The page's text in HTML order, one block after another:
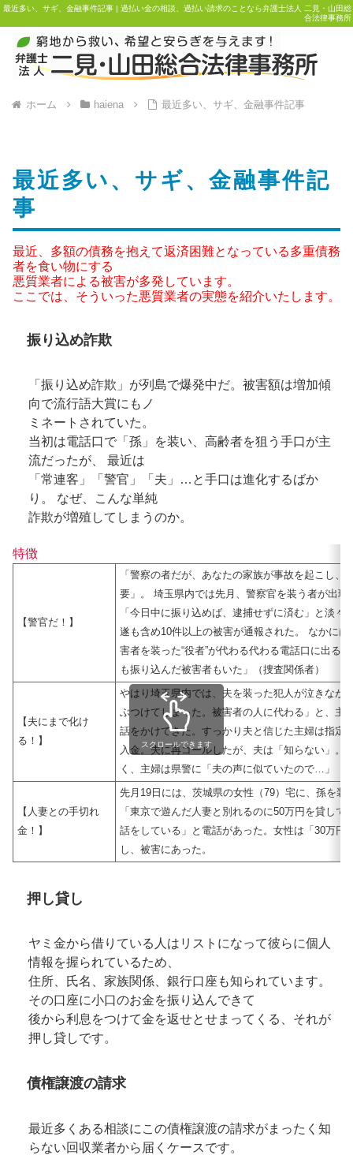
最近多い、サギ、金融事件記事 | 過払い金の相談、過払い請求のことなら弁護士法人 二見・山田総
合法律事務所
ホーム haiena 最近多い、サギ、金融事件記事
最近多い、サギ、金融事件記
事
最近、多額の債務を抱えて返済困難となっている多重債務
者を食い物にする
悪質業者による被害が多発しています。
ここでは、そういった悪質業者の実態を紹介いたします。
振り込め詐欺
「振り込め詐欺」が列島で爆発中だ。被害額は増加傾
向で流行語大賞にもノ
ミネートされていた。
当初は電話口で「孫」を装い、高齢者を狙う手口が主
流だったが、 最近は
「常連客」「警官」「夫」…と手口は進化するばか
り。 なぜ、こんな単純
詐欺が増殖してしまうのか。
特徴
【警官だ！】
「警察の者だが、あなたの家族が事故を起こし、
要」。 埼玉県内では先月、警察官を装う者が出現
「今日中に振り込めば、逮捕せずに済む」と淡々
遂も含め10件以上の被害が通報された。 なかには
害者を装った“役者”が代わる代わる電話口に出る
も振り込んだ被害者もいた」（捜査関係者）
【夫にまで化け
る！】
やはり埼玉県内では、夫を装った犯人が泣きなが
ぶつけてしまった。被害者の人に代わる」と、主
話をかけてきた。すっかり夫と信じた主婦は指定
入金。夫に再コールしたが、夫は「知らない」。
く、主婦は県警に「夫の声に似ていたので…」
【人妻との手切れ
金！】
先月19日には、茨城県の女性（79）宅に、孫を装
「東京で遊んだ人妻と別れるのに50万円を貸して
話をしている」と電話があった。女性は「30万円
し、被害にあった。
スクロールできます
押し貸し
ヤミ金から借りている人はリストになって彼らに個人
情報を握られているため、
住所、氏名、家族関係、銀行口座も知られています。
その口座に小口のお金を振り込んできて
後から利息をつけて金を返せとせまってくる、それが
押し貸しです。
債権譲渡の請求
最近多くある相談にこの債権譲渡の請求がまったく知
らない回収業者から届くケースです。